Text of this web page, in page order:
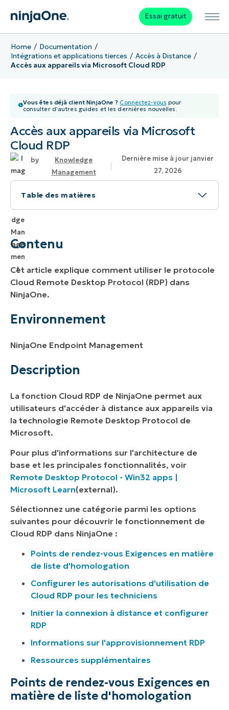
Essai gratuit
Home
Documentation
Intégrations et applications tierces
Accès à Distance
Accès aux appareils via Microsoft Cloud RDP
Vous êtes déjà client NinjaOne ? Connectez-vous pour
consulter d'autres guides et les dernières nouvelles.
Accès aux appareils via Microsoft
Cloud RDP
Knowledge
Management
Dernière mise à jour janvier
27, 2026
Table des matières
Contenu
Environnement
Description
Ressources supplémentaires :
Contenu
Cet article explique comment utiliser le protocole
Cloud Remote Desktop Protocol (RDP) dans
NinjaOne.
Environnement
NinjaOne Endpoint Management
Description
La fonction Cloud RDP de NinjaOne permet aux
utilisateurs d'accéder à distance aux appareils via
la technologie Remote Desktop Protocol de
Microsoft.
Pour plus d'informations sur l'architecture de
base et les principales fonctionnalités, voir
Remote Desktop Protocol - Win32 apps |
Microsoft Learn(external).
Sélectionnez une catégorie parmi les options
suivantes pour découvrir le fonctionnement de
Cloud RDP dans NinjaOne :
Points de rendez-vous Exigences en matière
de liste d'homologation
Configurer les autorisations d'utilisation de
Cloud RDP pour les techniciens
Initier la connexion à distance et configurer
RDP
Informations sur l'approvisionnement RDP
Ressources supplémentaires
Points de rendez-vous Exigences en
matière de liste d'homologation